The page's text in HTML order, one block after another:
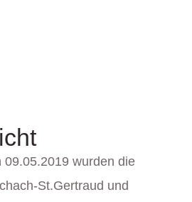
wurden die
St.Gertraud und